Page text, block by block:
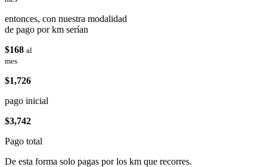
entonces, con nuestra modalidad
de pago por km serían
$168 al
mes
$1,726
pago inicial
$3,742
Pago total
De esta forma solo pagas por los km que recorres.